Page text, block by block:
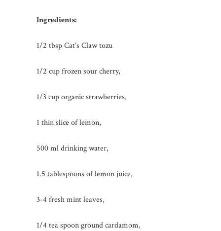
Ingredients:
1/2 tbsp Cat’s Claw tozu
1/2 cup frozen sour cherry,
1/3 cup organic strawberries,
1 thin slice of lemon,
500 ml drinking water,
1.5 tablespoons of lemon juice,
3-4 fresh mint leaves,
1/4 tea spoon ground cardamom,